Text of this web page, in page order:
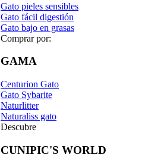
Gato pieles sensibles
Gato fácil digestión
Gato bajo en grasas
Comprar por:
GAMA
Centurion Gato
Gato Sybarite
Naturlitter
Naturaliss gato
Descubre
CUNIPIC'S WORLD